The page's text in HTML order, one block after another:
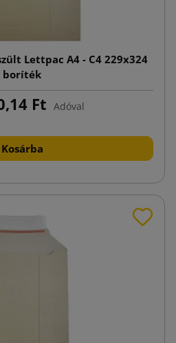
Lettpac A4 - C4 229x324
boríték
Ft Adóval
Kosárba